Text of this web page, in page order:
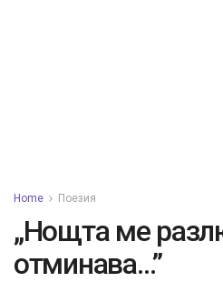
Home Поезия
„Нощта ме
отминава…”